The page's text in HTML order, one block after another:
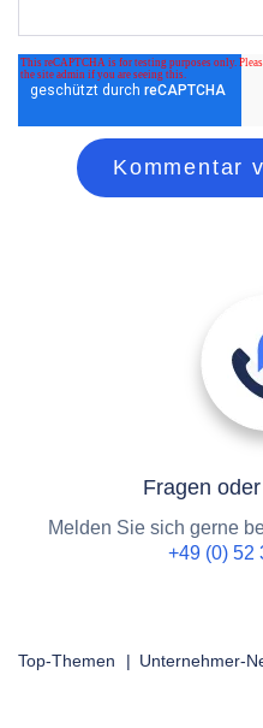
Fragen
Melden Sie sich gerne
+49 (0) 52
Top-Themen | Unternehmer-